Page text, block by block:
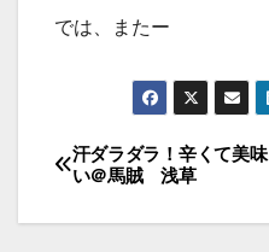
では、またー
投
稿
ナ
汗ダラダラ！辛くて美味
い＠馬賊 浅草